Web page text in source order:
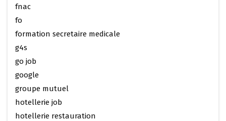
fnac
fo
formation secretaire medicale
g4s
go job
google
groupe mutuel
hotellerie job
hotellerie restauration